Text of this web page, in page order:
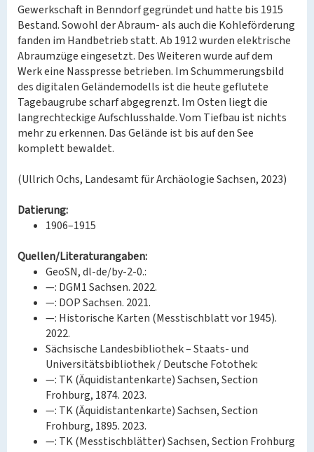
Gewerkschaft in Benndorf gegründet und hatte bis 1915
Bestand. Sowohl der Abraum- als auch die Kohleförderung
fanden im Handbetrieb statt. Ab 1912 wurden elektrische
Abraumzüge eingesetzt. Des Weiteren wurde auf dem
Werk eine Nasspresse betrieben. Im Schummerungsbild
des digitalen Geländemodells ist die heute geflutete
Tagebaugrube scharf abgegrenzt. Im Osten liegt die
langrechteckige Aufschlusshalde. Vom Tiefbau ist nichts
mehr zu erkennen. Das Gelände ist bis auf den See
komplett bewaldet.
(Ullrich Ochs, Landesamt für Archäologie Sachsen, 2023)
Datierung:
1906–1915
Quellen/Literaturangaben:
GeoSN, dl-de/by-2-0.:
—: DGM1 Sachsen. 2022.
—: DOP Sachsen. 2021.
—: Historische Karten (Messtischblatt vor 1945).
2022.
Sächsische Landesbibliothek – Staats- und
Universitätsbibliothek / Deutsche Fotothek:
—: TK (Äquidistantenkarte) Sachsen, Section
Frohburg, 1874. 2023.
—: TK (Äquidistantenkarte) Sachsen, Section
Frohburg, 1895. 2023.
—: TK (Messtischblätter) Sachsen, Section Frohburg